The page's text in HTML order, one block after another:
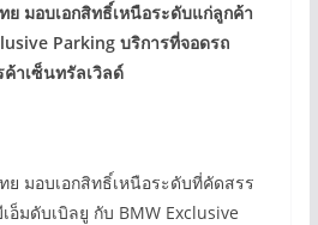
ย มอบเอกสิทธิ์เหนือระดับแก่ลูกค้า
Parking บริการที่จอดรถ
าเซ็นทรัลเวิลด์
ย มอบเอกสิทธิ์เหนือระดับที่คัดสรร
อ็มดับเบิลยู กับ BMW Exclusive